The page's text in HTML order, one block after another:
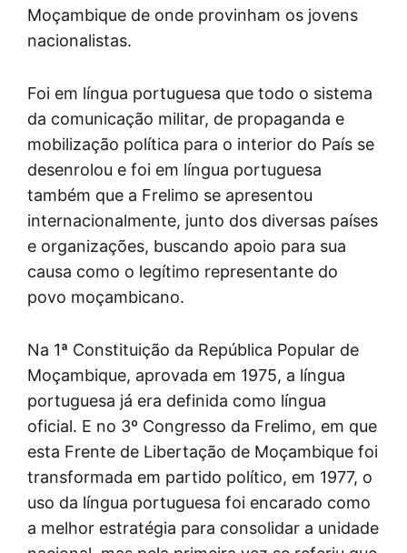
Moçambique de onde provinham os jovens
nacionalistas.
Foi em língua portuguesa que todo o sistema
da comunicação militar, de propaganda e
mobilização política para o interior do País se
desenrolou e foi em língua portuguesa
também que a Frelimo se apresentou
internacionalmente, junto dos diversas países
e organizações, buscando apoio para sua
causa como o legítimo representante do
povo moçambicano.
Na 1ª Constituição da República Popular de
Moçambique, aprovada em 1975, a língua
portuguesa já era definida como língua
oficial. E no 3º Congresso da Frelimo, em que
esta Frente de Libertação de Moçambique foi
transformada em partido político, em 1977, o
uso da língua portuguesa foi encarado como
a melhor estratégia para consolidar a unidade